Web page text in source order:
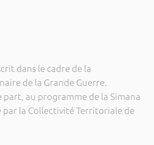
dans le cadre de la
de la Grande Guerre.
part, au programme de la Simana
par la Collectivité Territoriale de